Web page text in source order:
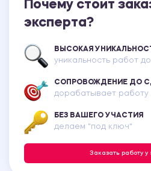
Почему стоит
эксперта?
ВЫСОКАЯ
уникальность работ
СОПРОВОЖДЕНИЕ ДО
дорабатывает работу
БЕЗ ВАШЕГО УЧАСТИЯ
делаем "под ключ"
Заказать работу у